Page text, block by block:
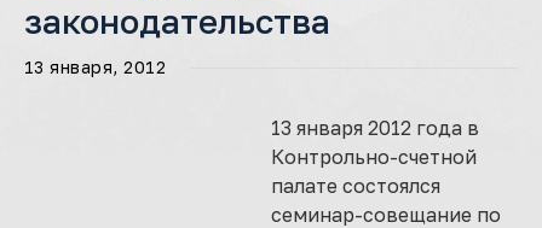
законодательства
13 января, 2012
13 января 2012 года в
Контрольно-счетной
палате состоялся
семинар-совещание по